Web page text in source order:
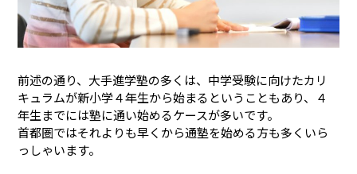
前述の通り、大手進学塾の多くは、中学受験に向けたカリ
キュラムが新小学４年生から始まるということもあり、４
年生までには塾に通い始めるケースが多いです。
首都圏ではそれよりも早くから通塾を始める方も多くいら
っしゃいます。